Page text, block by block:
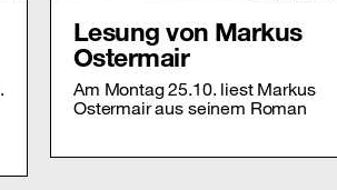
Lesung von Markus
Ostermair
Am Montag 25.10. liest Markus
Ostermair aus seinem Roman